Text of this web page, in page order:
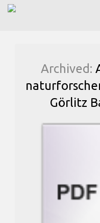
Archived:
Görlitz